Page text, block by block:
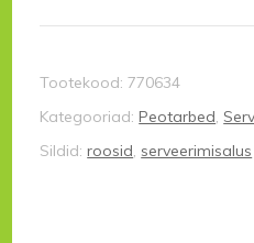
kogus
Tootekood:770634
Kategooriad:Peotarbed,
Sildid:roosid, serveerimisalus